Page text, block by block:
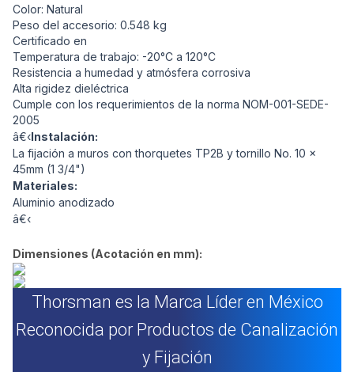
Color: Natural
Peso del accesorio: 0.548 kg
Certificado en
Temperatura de trabajo: -20°C a 120°C
Resistencia a humedad y atmósfera corrosiva
Alta rigidez dieléctrica
Cumple con los requerimientos de la norma NOM-001-SEDE-
2005
â€‹Instalación:
La fijación a muros con thorquetes TP2B y tornillo No. 10 x
45mm (1 3/4")
Materiales:
Aluminio anodizado
â€‹
Dimensiones (Acotación en mm):
Thorsman es la Marca Líder en México
Reconocida por Productos de Canalización
y Fijación